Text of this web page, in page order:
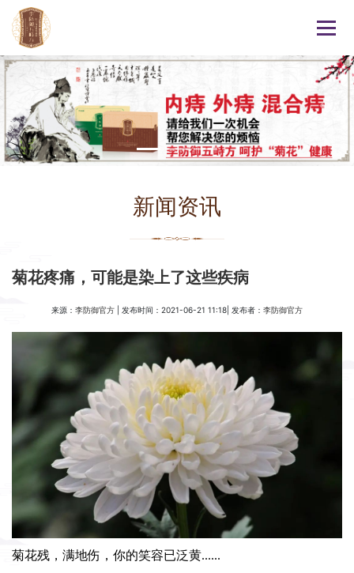
新闻资讯
菊花疼痛，可能是染上了这些疾病
来源： 李防御官方 | 发布时间：2021-06-21 11:18| 发布者： 李防御官方
菊花残，满地伤，你的笑容已泛黄......